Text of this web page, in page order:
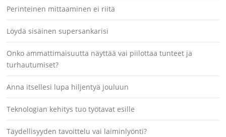
Perinteinen mittaaminen ei riitä
Löydä sisäinen supersankarisi
Onko ammattimaisuutta näyttää vai piilottaa tunteet ja
turhautumiset?
Anna itsellesi lupa hiljentyä jouluun
Teknologian kehitys tuo työtavat esille
Täydellisyyden tavoittelu vai laiminlyönti?